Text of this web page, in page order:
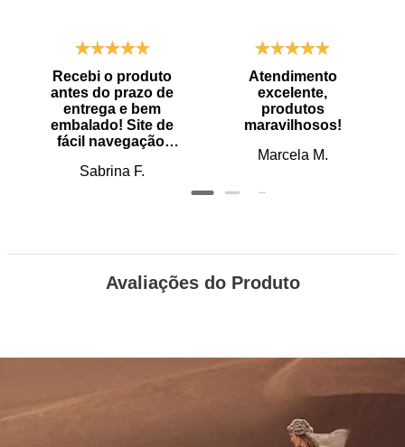
Recebi o produto
antes do prazo de
entrega e bem
embalado! Site de
fácil navegação.
Sabrina F.
Atendimento
excelente,
produtos
maravilhosos!
Marcela M.
Avaliações do Produto